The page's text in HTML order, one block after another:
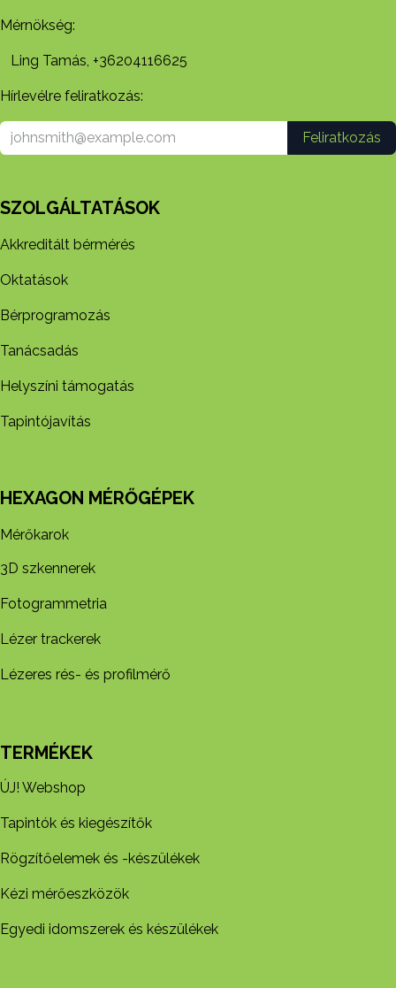
Mérnökség:
Ling Tamás, +36204116625
Hírlevélre feliratkozás:
Feliratkozás
SZOLGÁLTATÁSOK
Akkreditált bérmérés
Oktatások
Bérprogramozás
Tanácsadás
Helyszíni támogatás
Tapintójavítás
HEXAGON MÉRŐGÉPEK
Mérőkarok
3D szkennerek
Fotogrammetria
Lézer trackerek
Lézeres rés- és profilmérő
TERMÉKEK
ÚJ! Webshop
Tapintók és kiegészítők
Rögzítőelemek és -készül​ékek
Kézi mérőeszközök
Egyedi idomszerek és készülékek